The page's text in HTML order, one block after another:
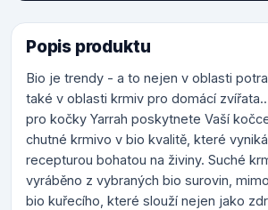
Popis produktu
Bio je trendy - a to nejen v oblasti
také v oblasti krmiv pro domácí
pro kočky Yarrah poskytnete Vaší
chutné krmivo v bio kvalitě, které
recepturou bohatou na živiny. Suché
vyráběno z vybraných bio surovin,
bio kuřecího, které slouží nejen jako